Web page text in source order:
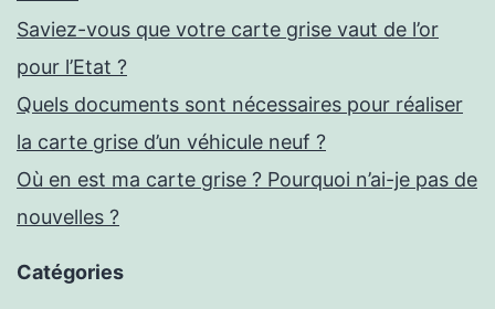
Saviez-vous que votre carte grise vaut de l’or
pour l’Etat ?
Quels documents sont nécessaires pour réaliser
la carte grise d’un véhicule neuf ?
Où en est ma carte grise ? Pourquoi n’ai-je pas de
nouvelles ?
Catégories